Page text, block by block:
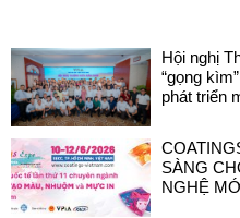
Hội nghị
“gọng
phát triển
SÀNG
NGHỆ